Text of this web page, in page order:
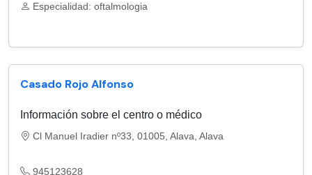
Especialidad: oftalmologia
Casado Rojo Alfonso
Información sobre el centro o médico
Cl Manuel Iradier nº33, 01005, Alava, Alava
945123628